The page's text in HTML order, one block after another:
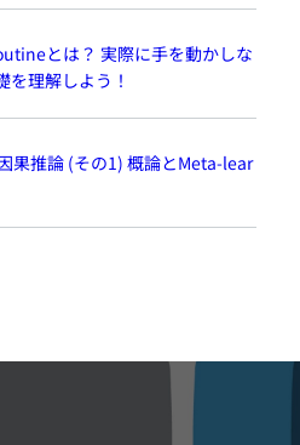
とは？ 実際に手を動かしな
理解しよう！
果推論 (その1) 概論とMeta-lear